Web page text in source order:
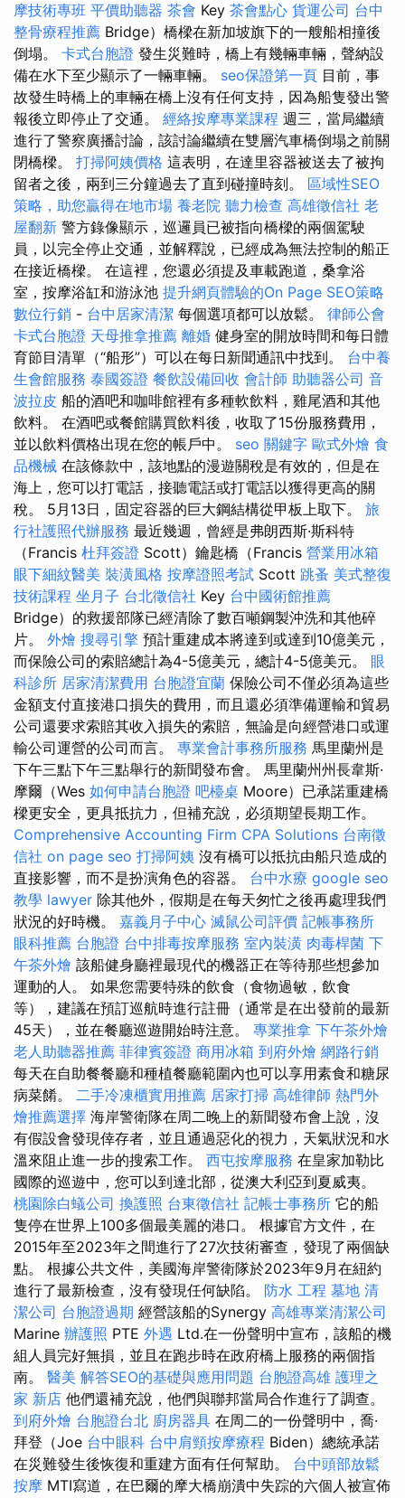
摩技術專班 平價助聽器 茶會 Key 茶會點心 貨運公司 台中
整骨療程推薦 Bridge）橋樑在新加坡旗下的一艘船相撞後
倒塌。 卡式台胞證 發生災難時，橋上有幾輛車輛，聲納設
備在水下至少顯示了一輛車輛。 seo保證第一頁 目前，事
故發生時橋上的車輛在橋上沒有任何支持，因為船隻發出警
報後立即停止了交通。 經絡按摩專業課程 週三，當局繼續
進行了警察廣播討論，該討論繼續在雙層汽車橋倒塌之前關
閉橋樑。 打掃阿姨價格 這表明，在達里容器被送去了被拘
留者之後，兩到三分鐘過去了直到碰撞時刻。 區域性SEO
策略，助您贏得在地市場 養老院 聽力檢查 高雄徵信社 老
屋翻新 警方錄像顯示，巡邏員已被指向橋樑的兩個駕駛
員，以完全停止交通，並解釋說，已經成為無法控制的船正
在接近橋樑。 在這裡，您還必須提及車載跑道，桑拿浴
室，按摩浴缸和游泳池 提升網頁體驗的On Page SEO策略
數位行銷 - 台中居家清潔 每個選項都可以放鬆。 律師公會
卡式台胞證 天母推拿推薦 離婚 健身室的開放時間和每日體
育節目清單（“船形”）可以在每日新聞通訊中找到。 台中養
生會館服務 泰國簽證 餐飲設備回收 會計師 助聽器公司 音
波拉皮 船的酒吧和咖啡館裡有多種軟飲料，雞尾酒和其他
飲料。 在酒吧或餐館購買飲料後，收取了15份服務費用，
並以飲料價格出現在您的帳戶中。 seo 關鍵字 歐式外燴 食
品機械 在該條款中，該地點的漫遊關稅是有效的，但是在
海上，您可以打電話，接聽電話或打電話以獲得更高的關
稅。 5月13日，固定容器的巨大鋼結構從甲板上取下。 旅
行社護照代辦服務 最近幾週，曾經是弗朗西斯·斯科特
（Francis 杜拜簽證 Scott）鑰匙橋（Francis 營業用冰箱
眼下細紋醫美 裝潢風格 按摩證照考試 Scott 跳蚤 美式整復
技術課程 坐月子 台北徵信社 Key 台中國術館推薦
Bridge）的救援部隊已經清除了數百噸鋼製沖洗和其他碎
片。 外燴 搜尋引擎 預計重建成本將達到或達到10億美元，
而保險公司的索賠總計為4-5億美元，總計4-5億美元。 眼
科診所 居家清潔費用 台胞證宜蘭 保險公司不僅必須為這些
金額支付直接港口損失的費用，而且還必須準備運輸和貿易
公司還要求索賠其收入損失的索賠，無論是向經營港口或運
輸公司運營的公司而言。 專業會計事務所服務 馬里蘭州是
下午三點下午三點舉行的新聞發布會。 馬里蘭州州長韋斯·
摩爾（Wes 如何申請台胞證 吧檯桌 Moore）已承諾重建橋
樑更安全，更具抵抗力，但補充說，必須期望長期工作。
Comprehensive Accounting Firm CPA Solutions 台南徵
信社 on page seo 打掃阿姨 沒有橋可以抵抗由船​​只造成的
直接影響，而不是扮演角色的容器。 台中水療 google seo
教學 lawyer 除其他外，假期是在每天匆忙之後再處理我們
狀況的好時機。 嘉義月子中心 滅鼠公司評價 記帳事務所
眼科推薦 台胞證 台中排毒按摩服務 室內裝潢 肉毒桿菌 下
午茶外燴 該船健身廳裡最現代的機器正在等待那些想參加
運動的人。 如果您需要特殊的飲食（食物過敏，飲食
等），建議在預訂巡航時進行註冊（通常是在出發前的最新
45天），並在餐廳巡遊開始時注意。 專業推拿 下午茶外燴
老人助聽器推薦 菲律賓簽證 商用冰箱 到府外燴 網路行銷
每天在自助餐餐廳和種植餐廳範圍內也可以享用素食和糖尿
病菜餚。 二手冷凍櫃實用推薦 居家打掃 高雄律師 熱門外
燴推薦選擇 海岸警衛隊在周二晚上的新聞發布會上說，沒
有假設會發現倖存者，並且通過惡化的視力，天氣狀況和水
溫來阻止進一步的搜索工作。 西屯按摩服務 在皇家加勒比
國際的巡遊中，您可以到達北部，從澳大利亞到夏威夷。
桃園除白蟻公司 換護照 台東徵信社 記帳士事務所 它的船
隻停在世界上100多個最美麗的港口。 根據官方文件，在
2015年至2023年之間進行了27次技術審查，發現了兩個缺
點。 根據公共文件，美國海岸警衛隊於2023年9月在紐約
進行了最新檢查，沒有發現任何缺陷。 防水 工程 墓地 清
潔公司 台胞證過期 經營該船的Synergy 高雄專業清潔公司
Marine 辦護照 PTE 外遇 Ltd.在一份聲明中宣布，該船的機
組人員完好無損，並且在跑步時在政府橋上服務的兩個指
南。 醫美 解答SEO的基礎與應用問題 台胞證高雄 護理之
家 新店 他們還補充說，他們與聯邦當局合作進行了調查。
到府外燴 台胞證台北 廚房器具 在周二的一份聲明中，喬·
拜登（Joe 台中眼科 台中肩頸按摩療程 Biden）總統承諾
在災難發生後恢復和重建方面有任何幫助。 台中頭部放鬆
按摩 MTI寫道，在巴爾的摩大橋崩潰中失踪的六個人被宣佈